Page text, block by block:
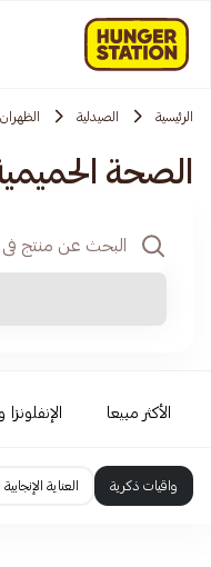
الرئيسية الصيدلية الظهران
الصحة
الأكثر مبيعا
واقيات ذكرية العناية